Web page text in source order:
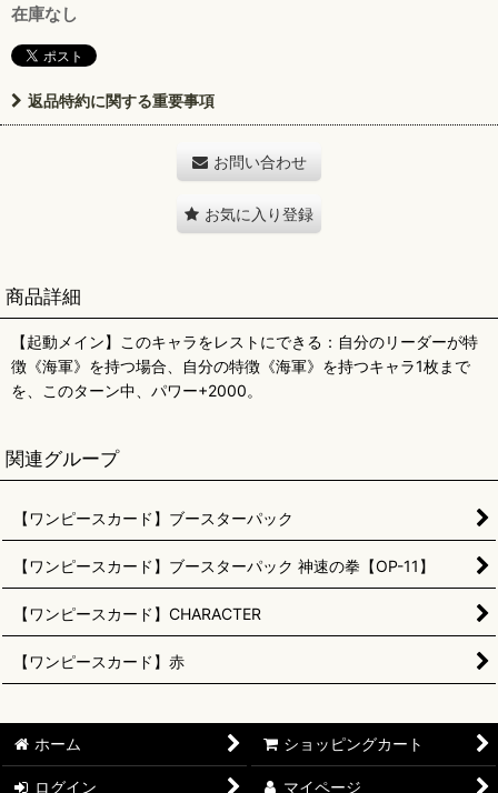
在庫なし
返品特約に関する重要事項
お問い合わせ
お気に入り登録
商品詳細
【起動メイン】このキャラをレストにできる：自分のリーダーが特
徴《海軍》を持つ場合、自分の特徴《海軍》を持つキャラ1枚まで
を、このターン中、パワー+2000。
関連グループ
【ワンピースカード】ブースターパック
【ワンピースカード】ブースターパック 神速の拳【OP-11】
【ワンピースカード】CHARACTER
【ワンピースカード】赤
ホーム ショッピングカート
ログイン マイページ